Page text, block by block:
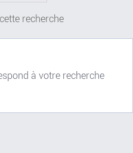
recherche
à votre recherche